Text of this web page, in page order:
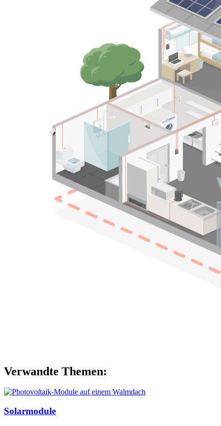
Verwandte Themen:
Solarmodule